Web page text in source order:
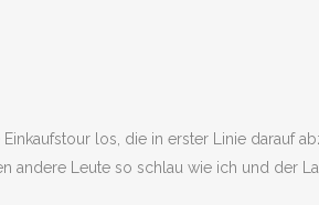
los, die in erster Linie darauf
andere Leute so schlau wie ich und der